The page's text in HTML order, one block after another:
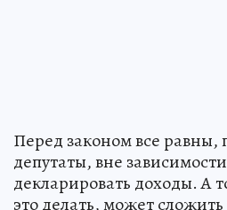
Перед законом все равны,
депутаты, вне
декларировать доходы. А
это делать, может